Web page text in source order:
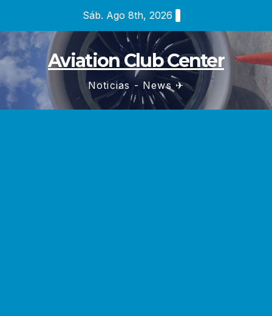
contenido
Sáb. Ago 8th, 2026
Aviation Club Center
Noticias - News ✈